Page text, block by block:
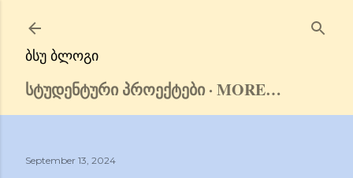
ᲑᲡᲣ ᲑᲚᲝᲒᲘ
ᲡᲢᲣᲓᲔᲜᲢᲣᲠᲘ ᲞᲠᲝᲔᲥᲢᲔᲑᲘ MORE…
September 13, 2024